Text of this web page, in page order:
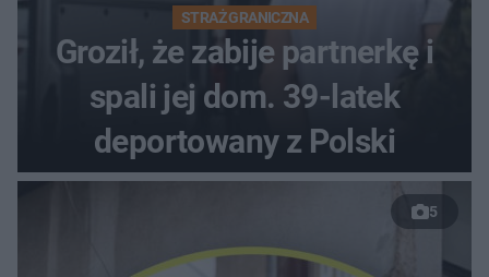
STRAŻ GRANICZNA
Groził, że zabije partnerkę i
spali jej dom. 39-latek
deportowany z Polski
5